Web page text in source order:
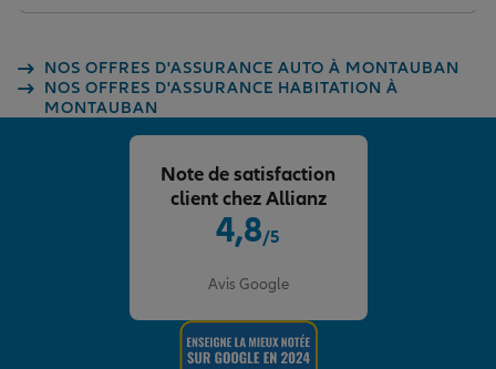
NOS OFFRES D'ASSURANCE AUTO À MONTAUBAN
NOS OFFRES D'ASSURANCE HABITATION À
MONTAUBAN
4,8/5
Avis Google
Note de satisfaction
client chez Allianz